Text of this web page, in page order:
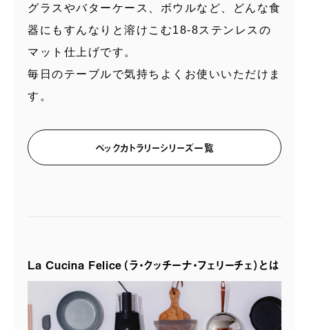
グラスやバターケース、ボウルなど、どんな食
器にもすんなりと溶けこむ18-8ステンレスの
マット仕上げです。
毎日のテーブルで気持ちよくお使いいただけま
す。
ペックカトラリーシリーズ一覧
La Cucina Felice（ラ・クッチーナ・フェリーチェ）とは